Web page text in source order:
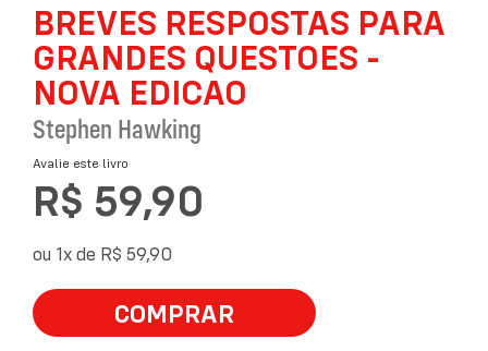
Galeria
BREVES RESPOSTAS PARA
GRANDES QUESTOES -
NOVA EDICAO
Stephen Hawking
Avalie este livro
COMPRAR
R$ 59,90
ou 1x de R$ 59,90